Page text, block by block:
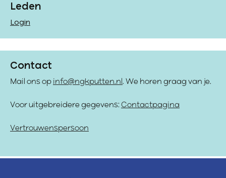
Leden
Login
Contact
Mail ons op info@ngkputten.nl . We horen graag van je.
Voor uitgebreidere gegevens: Contactpagina
Vertrouwenspersoon